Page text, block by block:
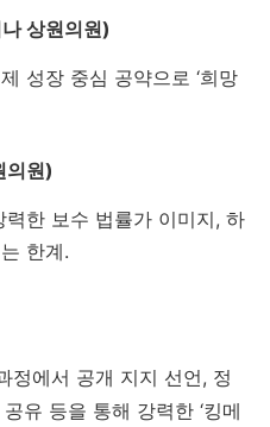
상원의원)
성장 중심 공약으로 ‘희망
의원)
력한 보수 법률가 이미지, 하
한계.
정에서 공개 지지 선언, 정
유 등을 통해 강력한 ‘킹메